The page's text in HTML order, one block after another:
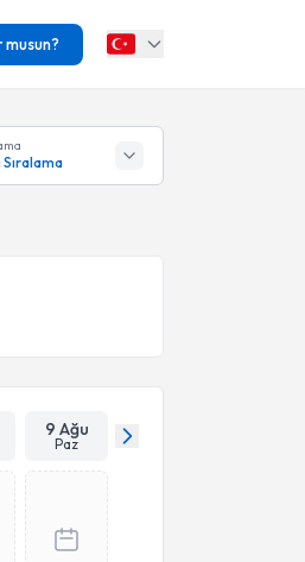
Sıralama
9 Ağu
Paz